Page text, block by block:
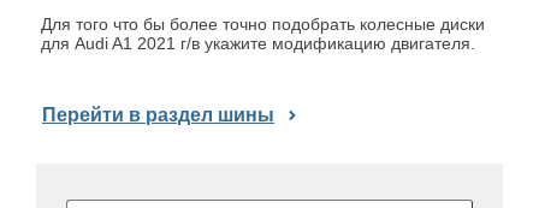
Для того что бы более точно подобрать колесные диски
для Audi A1 2021 г/в укажите модификацию двигателя.
Перейти в раздел шины